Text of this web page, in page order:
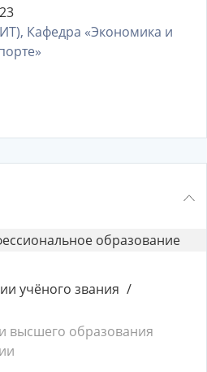
Кафедра «Экономика и
образование
учёного звания
высшего образования